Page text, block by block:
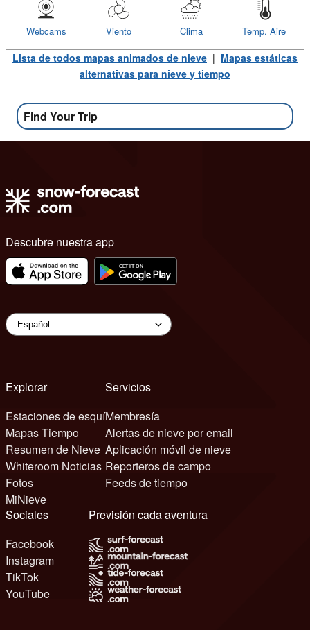
Temp. Aire
Clima
Viento
Webcams
Lista de todos mapas animados de nieve | Mapas estáticas
alternativas para nieve y tiempo
Find Your Trip
Descubre nuestra app
Explorar
Estaciones de esquí
Mapas Tiempo
Resumen de Nieve
Whiteroom Noticias
Fotos
MiNieve
Servicios
Membresía
Alertas de nieve por email
Aplicación móvil de nieve
Reporteros de campo
Feeds de tiempo
Sociales
Facebook
Instagram
TikTok
YouTube
Previsión cada aventura